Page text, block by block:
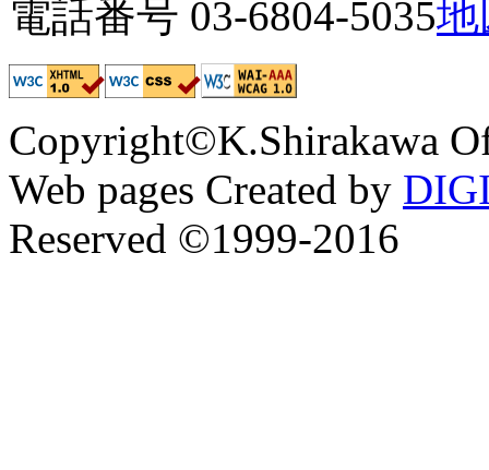
電話番号 03-6804-5035地
Copyright©K.Shirakawa
Web pages Created by
Reserved ©1999-2016